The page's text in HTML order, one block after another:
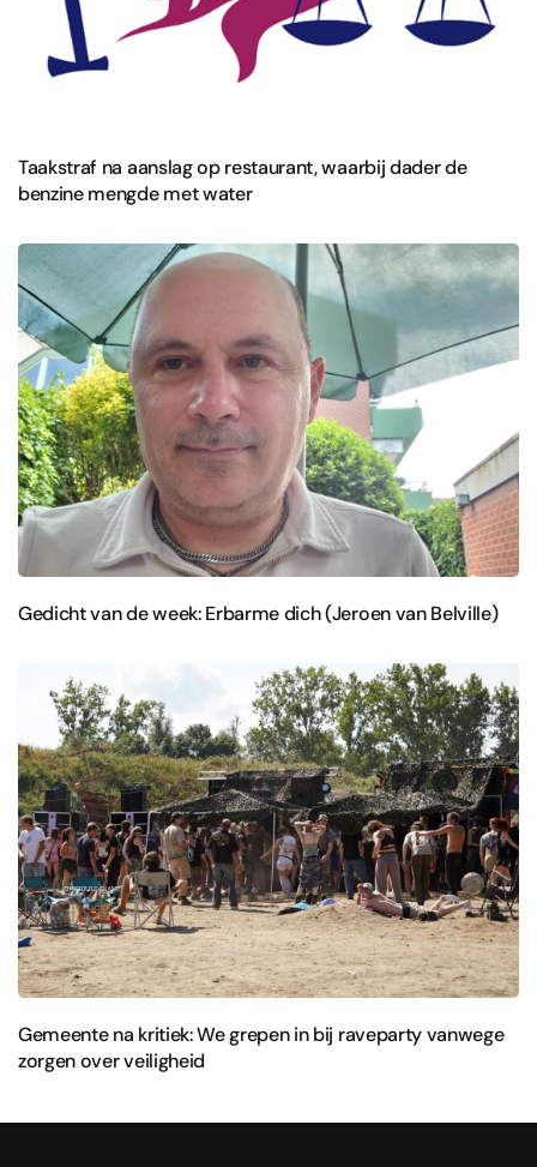
Taakstraf na aanslag op restaurant, waarbij dader de
benzine mengde met water
Gedicht van de week: Erbarme dich (Jeroen van Belville)
Gemeente na kritiek: We grepen in bij raveparty vanwege
zorgen over veiligheid